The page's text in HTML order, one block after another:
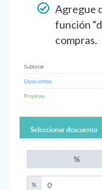
Agregue
función
compras.